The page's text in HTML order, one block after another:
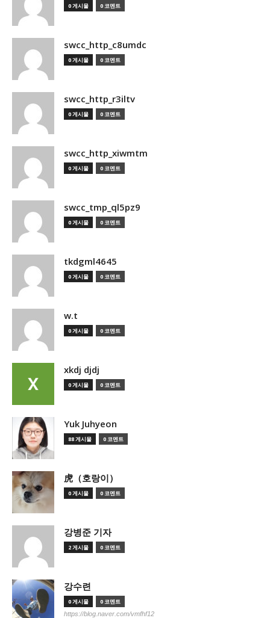
0 게시물 0 코멘트
swcc_http_c8umdc
0 게시물 0 코멘트
swcc_http_r3iltv
0 게시물 0 코멘트
swcc_http_xiwmtm
0 게시물 0 코멘트
swcc_tmp_ql5pz9
0 게시물 0 코멘트
tkdgml4645
0 게시물 0 코멘트
w.t
0 게시물 0 코멘트
xkdj djdj
0 게시물 0 코멘트
Yuk Juhyeon
88 게시물 0 코멘트
虎（호랑이）
0 게시물 0 코멘트
강병준 기자
2 게시물 0 코멘트
강수련
0 게시물 0 코멘트
https://blog.naver.com/vmfhf12